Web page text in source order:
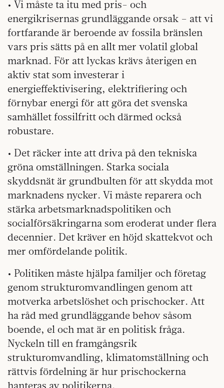
• Vi måste ta itu med pris- och
energikrisernas grundläggande orsak – att vi
fortfarande är beroende av fossila bränslen
vars pris sätts på en allt mer volatil global
marknad. För att lyckas krävs återigen en
aktiv stat som investerar i
energieffektivisering, elektrifiering och
förnybar energi för att göra det svenska
samhället fossilfritt och därmed också
robustare.
• Det räcker inte att driva på den tekniska
gröna omställningen. Starka sociala
skyddsnät är grundbulten för att skydda mot
marknadens nycker. Vi måste reparera och
stärka arbetsmarknadspolitiken och
socialförsäkringarna som eroderat under flera
decennier. Det kräver en höjd skattekvot och
mer omfördelande politik.
• Politiken måste hjälpa familjer och företag
genom strukturomvandlingen genom att
motverka arbetslöshet och prischocker. Att
ha råd med grundläggande behov såsom
boende, el och mat är en politisk fråga.
Nyckeln till en framgångsrik
strukturomvandling, klimatomställning och
rättvis fördelning är hur prischockerna
hanteras av politikerna.